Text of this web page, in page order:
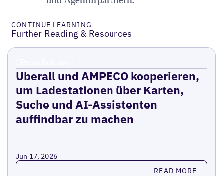
CONTINUE LEARNING
Further Reading & Resources
Uberall und AMPECO kooperieren,
um Ladestationen über Karten,
Suche und AI-Assistenten
auffindbar zu machen
Jun 17, 2026
Read more READ MORE